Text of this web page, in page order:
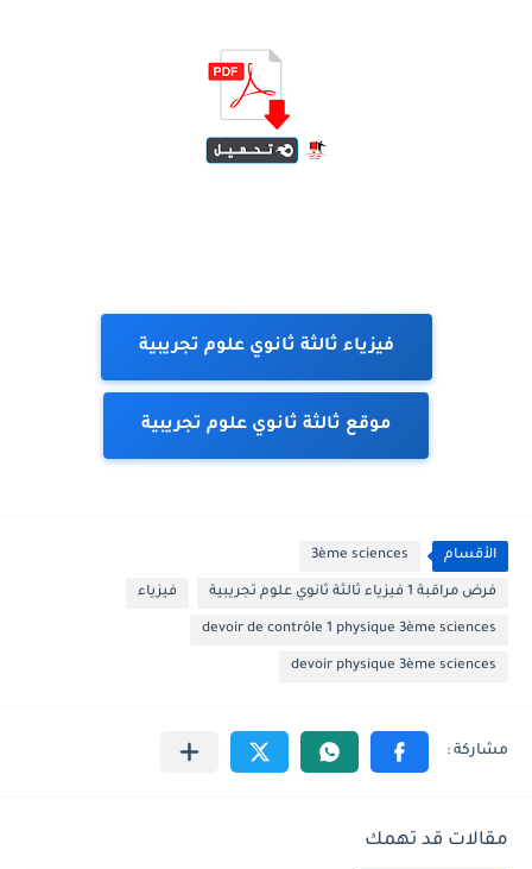
فيزياء ثالثة ثانوي علوم تجريبية
موقع ثالثة ثانوي علوم تجريبية
الأقسام 3ème sciences
فرض مراقبة 1 فيزياء ثالثة ثانوي علوم تجريبية فيزياء
devoir de contrôle 1 physique 3ème sciences
devoir physique 3ème sciences
مقالات قد تهمك